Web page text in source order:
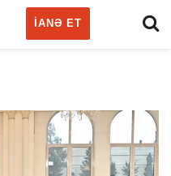
IANƏ ET